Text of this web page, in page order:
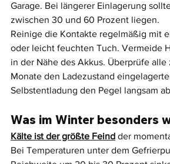
Garage. Bei längerer Einlagerung
zwischen 30 und 60 Prozent liegen.
Reinige die Kontakte regelmäßig mit
oder leicht feuchten Tuch. Vermeide
in der Nähe des Akkus. Überprüfe alle
Monate den Ladezustand
Selbstentladung den Pegel langsam
Was im Winter besonders
Kälte ist der größte Feind der
Bei Temperaturen unter dem